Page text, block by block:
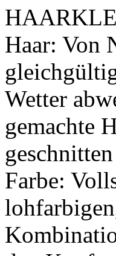
Haar: Von
Wetter
gemachte
Farbe: